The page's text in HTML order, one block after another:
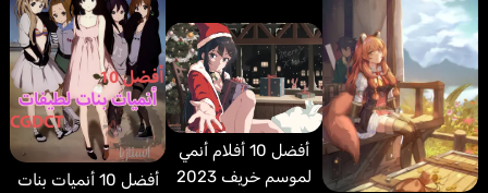
أفضل 10 أفلام أنمي
لموسم خريف 2023
أفضل 10 أنميات بنات